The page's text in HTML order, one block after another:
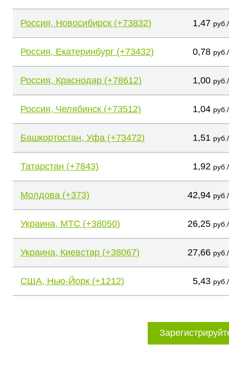
Россия, Новосибирск (+73832) 1,47
Россия, Екатеринбург (+73432) 0,78
Россия, Краснодар (+78612) 1,00
Россия, Челябинск (+73512) 1,04
Башкортостан, Уфа (+73472) 1,51
Татарстан (+7843) 1,92
Молдова (+373) 42,94
Украина, МТС (+38050) 26,25
Украина, Киевстар (+38067) 27,66
США, Нью-Йорк (+1212) 5,43